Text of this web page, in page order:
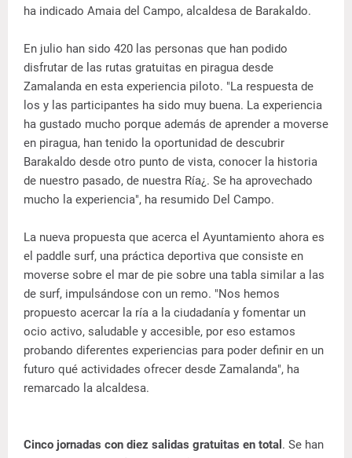
ha indicado Amaia del Campo, alcaldesa de Barakaldo.
En julio han sido 420 las personas que han podido
disfrutar de las rutas gratuitas en piragua desde
Zamalanda en esta experiencia piloto. "La respuesta de
los y las participantes ha sido muy buena. La experiencia
ha gustado mucho porque además de aprender a moverse
en piragua, han tenido la oportunidad de descubrir
Barakaldo desde otro punto de vista, conocer la historia
de nuestro pasado, de nuestra Ría¿. Se ha aprovechado
mucho la experiencia", ha resumido Del Campo.
La nueva propuesta que acerca el Ayuntamiento ahora es
el paddle surf, una práctica deportiva que consiste en
moverse sobre el mar de pie sobre una tabla similar a las
de surf, impulsándose con un remo. "Nos hemos
propuesto acercar la ría a la ciudadanía y fomentar un
ocio activo, saludable y accesible, por eso estamos
probando diferentes experiencias para poder definir en un
futuro qué actividades ofrecer desde Zamalanda", ha
remarcado la alcaldesa.
Cinco jornadas con diez salidas gratuitas en total . Se han